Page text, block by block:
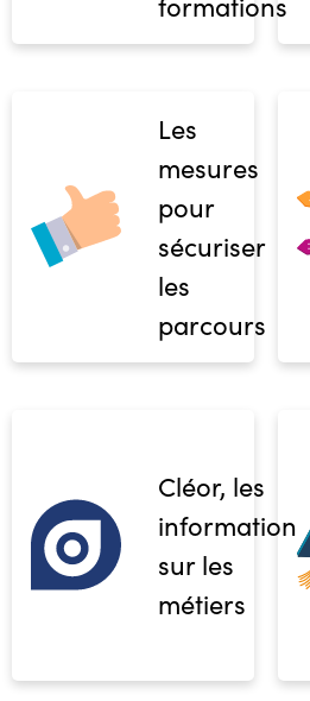
Les
mesures
pour
sécuriser
les
parcours
Cléor, les
informations
sur les
métiers